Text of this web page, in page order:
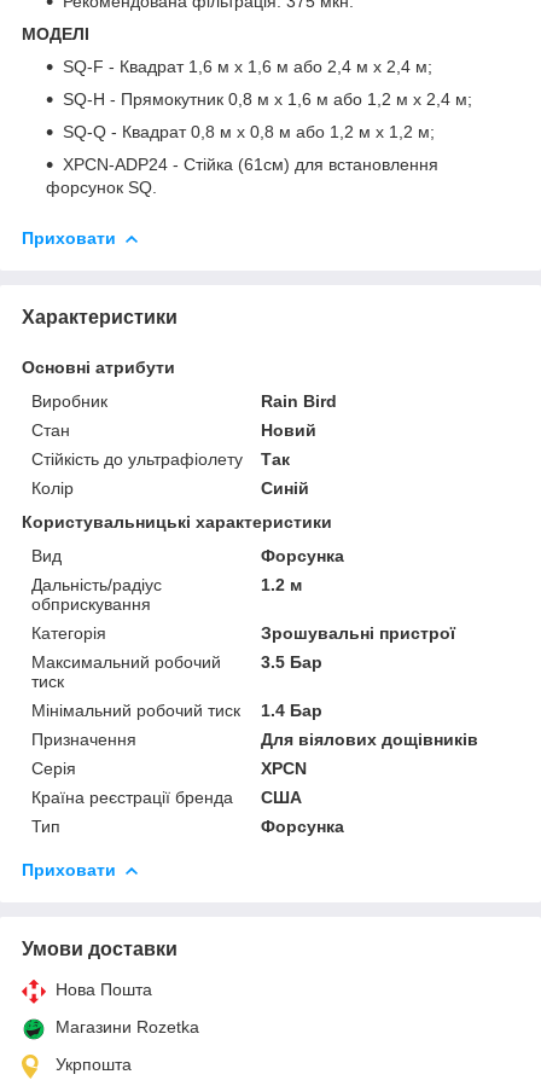
МОДЕЛІ
SQ-F - Квадрат 1,6 м х 1,6 м або 2,4 м х 2,4 м;
SQ-H - Прямокутник 0,8 м х 1,6 м або 1,2 м х 2,4 м;
SQ-Q - Квадрат 0,8 м х 0,8 м або 1,2 м х 1,2 м;
XPCN-ADP24 - Стійка (61см) для встановлення
форсунок SQ.
Приховати
Характеристики
Основні атрибути
Виробник
Rain Bird
Стан
Новий
Стійкість до ультрафіолету
Так
Колір
Синій
Користувальницькі характеристики
Вид
Форсунка
Дальність/радіус
обприскування
1.2 м
Категорія
Зрошувальні пристрої
Максимальний робочий
тиск
3.5 Бар
Мінімальний робочий тиск
1.4 Бар
Призначення
Для віялових дощівників
Серія
XPCN
Країна реєстрації бренда
США
Тип
Форсунка
Приховати
Умови доставки
Нова Пошта
Магазини Rozetka
Укрпошта